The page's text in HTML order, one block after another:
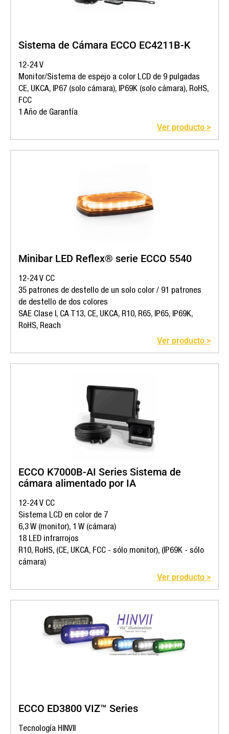
Sistema de Cámara ECCO EC4211B-K
12-24 V
Monitor/Sistema de espejo a color LCD de 9 pulgadas
CE, UKCA, IP67 (solo cámara), IP69K (solo cámara), RoHS,
FCC
1 Año de Garantía
Ver producto >
Minibar LED Reflex® serie ECCO 5540
12-24 V CC
35 patrones de destello de un solo color / 91 patrones
de destello de dos colores
SAE Clase I, CA T13, CE, UKCA, R10, R65, IP65, IP69K,
RoHS, Reach
Ver producto >
ECCO K7000B-AI Series Sistema de
cámara alimentado por IA
12-24 V CC
Sistema LCD en color de 7
6,3 W (monitor), 1 W (cámara)
18 LED infrarrojos
R10, RoHS, (CE, UKCA, FCC - sólo monitor), (IP69K - sólo
cámara)
Ver producto >
ECCO ED3800 VIZ™ Series
Tecnología HINVII